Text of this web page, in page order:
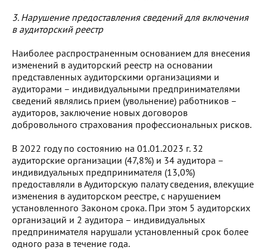
3. Нарушение предоставления сведений для включения
в аудиторский реестр
Наиболее распространенным основанием для внесения
изменений в аудиторский реестр на основании
представленных аудиторскими организациями и
аудиторами – индивидуальными предпринимателями
сведений являлись прием (увольнение) работников –
аудиторов, заключение новых договоров
добровольного страхования профессиональных рисков.
В 2022 году по состоянию на 01.01.2023 г. 32
аудиторские организации (47,8%) и 34 аудитора –
индивидуальных предпринимателя (13,0%)
предоставляли в Аудиторскую палату сведения, влекущие
изменения в аудиторском реестре, с нарушением
установленного Законом срока. При этом 5 аудиторских
организаций и 2 аудитора – индивидуальных
предпринимателя нарушали установленный срок более
одного раза в течение года.